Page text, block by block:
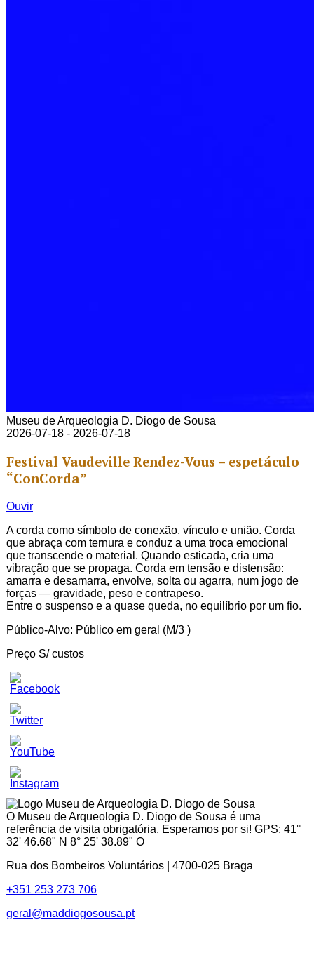
Museu de Arqueologia D. Diogo de Sousa
2026-07-18 - 2026-07-18
Festival Vaudeville Rendez-Vous – espetáculo
“ConCorda”
Ouvir
A corda como símbolo de conexão, vínculo e união. Corda
que abraça com ternura e conduz a uma troca emocional
que transcende o material. Quando esticada, cria uma
vibração que se propaga. Corda em tensão e distensão:
amarra e desamarra, envolve, solta ou agarra, num jogo de
forças — gravidade, peso e contrapeso.
Entre o suspenso e a quase queda, no equilíbrio por um fio.
Público-Alvo: Público em geral (M/3 )
Preço S/ custos
Set
Youtube
Channel
ID
O Museu de Arqueologia D. Diogo de Sousa é uma
referência de visita obrigatória. Esperamos por si! GPS: 41°
32' 46.68" N 8° 25' 38.89" O
Rua dos Bombeiros Voluntários | 4700-025 Braga
+351 253 273 706
geral@maddiogosousa.pt